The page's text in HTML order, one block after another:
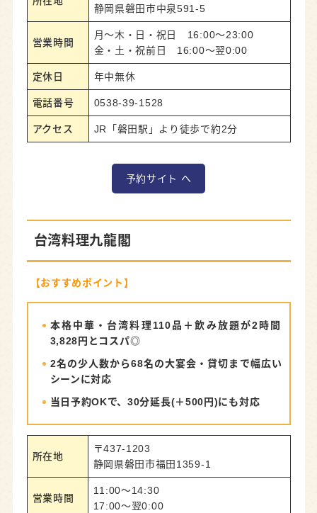
静岡県磐田市中泉591-5
営業時間
月～木・日・祝日 16:00～23:00
金・土・祝前日 16:00～翌0:00
定休日 年中無休
電話番号 0538-39-1528
アクセス JR「磐田駅」より徒歩で約2分
予約サイト へ
台湾料理九龍閣
【おすすめポイント】
本格中華・台湾料理110品＋飲み放題が2時間
3,828円とコスパ◎
2名の少人数から68名の大宴会・貸切まで幅広い
シーンに対応
当日予約OKで、30分延長(＋500円)にも対応
所在地
〒437-1203
静岡県磐田市福田1359-1
営業時間
11:00～14:30
17:00～翌0:00